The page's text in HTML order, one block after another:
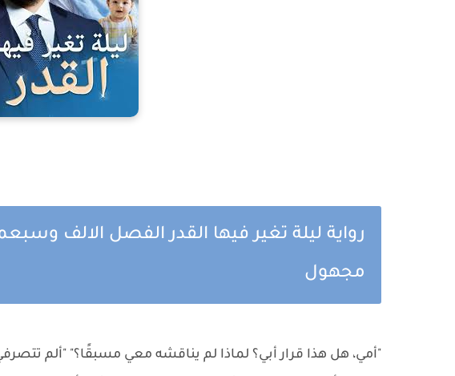
رواية ليلة تغير فيها القدر الفصل الالف
مجهول
"أمي، هل هذا قرار أبي؟ لماذا لم يناقشه معي مسبقًا؟" "ألم